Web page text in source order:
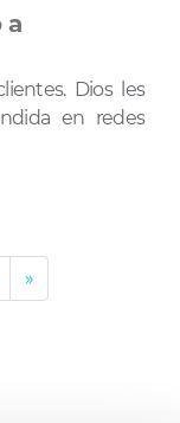
a
Dios les
en redes
Última
página
»